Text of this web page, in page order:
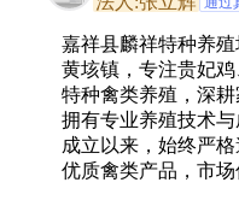
嘉祥县麟祥特种养
黄垓镇，专注贵妃
特种禽类养殖，深耕
拥有专业养殖技术
成立以来，始终严
优质禽类产品，市场